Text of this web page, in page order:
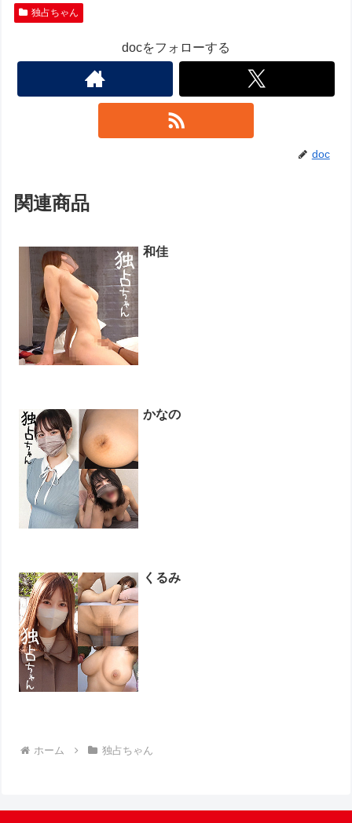
独占ちゃん
docをフォローする
doc
関連商品
和佳
かなの
くるみ
ホーム 独占ちゃん